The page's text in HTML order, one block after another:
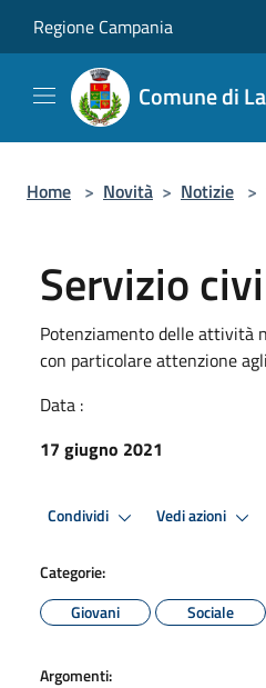
Regione Campania
Comune di
Home > Novità > Notizie >
Servizio
Potenziamento delle attività
con particolare attenzione
Data :
17 giugno 2021
Condividi Vedi azioni
Categorie:
Giovani
Sociale
Argomenti: